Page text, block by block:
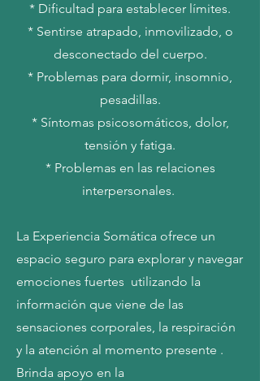
* Dificultad para establecer límites.
* Sentirse atrapado, inmovilizado, o
desconectado del cuerpo.
* Problemas para dormir, insomnio,
pesadillas.
* Síntomas psicosomáticos, dolor,
tensión y fatiga.
* Problemas en las relaciones
interpersonales.
La Experiencia Somática ofrece un
espacio seguro para explorar y navegar
emociones fuertes utilizando la
información que viene de las
sensaciones corporales, la respiración
y la atención al momento presente .
Brinda apoyo en la